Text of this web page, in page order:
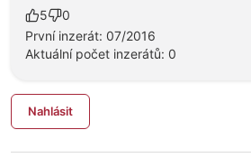
5
0
První inzerát: 07/2016
Aktuální počet inzerátů: 0
Nahlásit